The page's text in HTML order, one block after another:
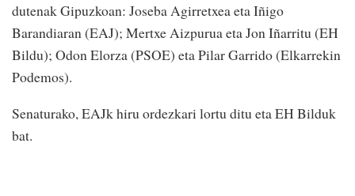
dutenak Gipuzkoan: Joseba Agirretxea eta Iñigo
Barandiaran (EAJ); Mertxe Aizpurua eta Jon Iñarritu (EH
Bildu); Odon Elorza (PSOE) eta Pilar Garrido (Elkarrekin
Podemos).
Senaturako, EAJk hiru ordezkari lortu ditu eta EH Bilduk
bat.